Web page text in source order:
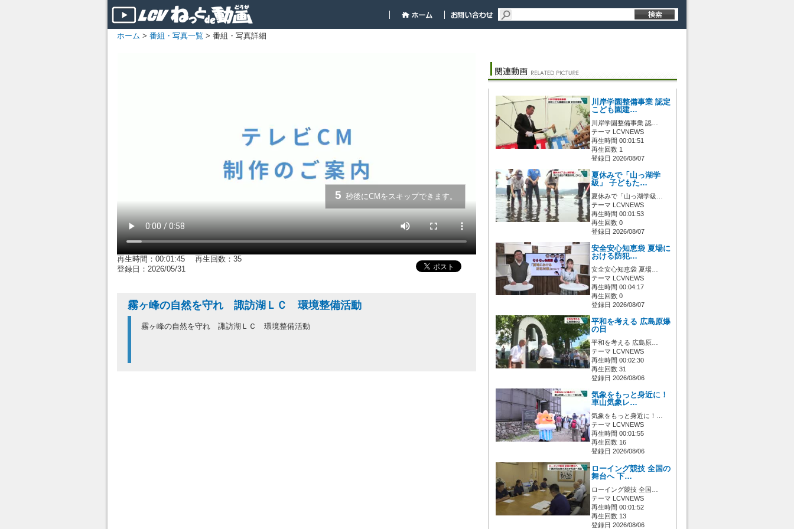
ホーム > 番組・写真一覧 > 番組・写真詳細
5 秒後にCMをスキップできます。
再生時間：00:01:45 再生回数：35
登録日：2026/05/31
霧ヶ峰の自然を守れ 諏訪湖ＬＣ 環境整備活動
霧ヶ峰の自然を守れ 諏訪湖ＬＣ 環境整備活動
川岸学園整備事業 認定
こども園建…
川岸学園整備事業 認…
テーマ LCVNEWS
再生時間 00:01:51
再生回数 1
登録日 2026/08/07
夏休みで「山っ湖学
級」 子どもた…
夏休みで「山っ湖学級…
テーマ LCVNEWS
再生時間 00:01:53
再生回数 0
登録日 2026/08/07
安全安心知恵袋 夏場に
おける防犯…
安全安心知恵袋 夏場…
テーマ LCVNEWS
再生時間 00:04:17
再生回数 0
登録日 2026/08/07
平和を考える 広島原爆
の日
平和を考える 広島原…
テーマ LCVNEWS
再生時間 00:02:30
再生回数 31
登録日 2026/08/06
気象をもっと身近に！
車山気象レ…
気象をもっと身近に！…
テーマ LCVNEWS
再生時間 00:01:55
再生回数 16
登録日 2026/08/06
ローイング競技 全国の
舞台へ 下…
ローイング競技 全国…
テーマ LCVNEWS
再生時間 00:01:52
再生回数 13
登録日 2026/08/06